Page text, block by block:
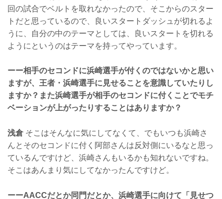
回の試合でベルトを取れなかったので、そこからのスター
トだと思っているので、良いスタートダッシュが切れるよ
うに、自分の中のテーマとしては、良いスタートを切れる
ようにというのはテーマを持ってやっています。
ーー相手のセコンドに浜崎選手が付くのではないかと思い
ますが、王者・浜崎選手に見せることを意識していたりし
ますか？また浜崎選手が相手のセコンドに付くことでモチ
ベーションが上がったりすることはありますか？
浅倉そこはそんなに気にしてなくて、でもいつも浜崎さ
んとそのセコンドに付く阿部さんは反対側にいるなと思っ
ているんですけど、浜崎さんもいるかも知れないですね。
そこはあんまり気にしてなかったんですけど。
ーーAACCだとか同門だとか、浜崎選手に向けて「見せつ